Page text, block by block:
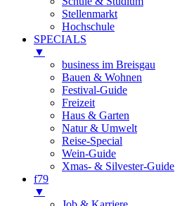
Stellenmarkt
Hochschule
SPECIALS
▼
business im Breisgau
Bauen & Wohnen
Festival-Guide
Freizeit
Haus & Garten
Natur & Umwelt
Reise-Special
Wein-Guide
Xmas- & Silvester-Guide
f79
▼